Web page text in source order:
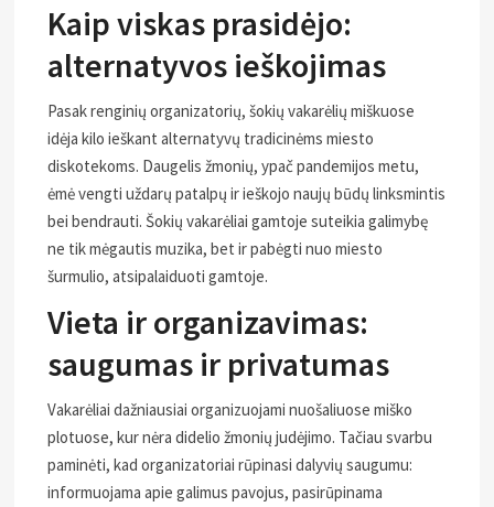
Kaip viskas prasidėjo:
alternatyvos ieškojimas
Pasak renginių organizatorių, šokių vakarėlių miškuose
idėja kilo ieškant alternatyvų tradicinėms miesto
diskotekoms. Daugelis žmonių, ypač pandemijos metu,
ėmė vengti uždarų patalpų ir ieškojo naujų būdų linksmintis
bei bendrauti. Šokių vakarėliai gamtoje suteikia galimybę
ne tik mėgautis muzika, bet ir pabėgti nuo miesto
šurmulio, atsipalaiduoti gamtoje.
Vieta ir organizavimas:
saugumas ir privatumas
Vakarėliai dažniausiai organizuojami nuošaliuose miško
plotuose, kur nėra didelio žmonių judėjimo. Tačiau svarbu
paminėti, kad organizatoriai rūpinasi dalyvių saugumu:
informuojama apie galimus pavojus, pasirūpinama